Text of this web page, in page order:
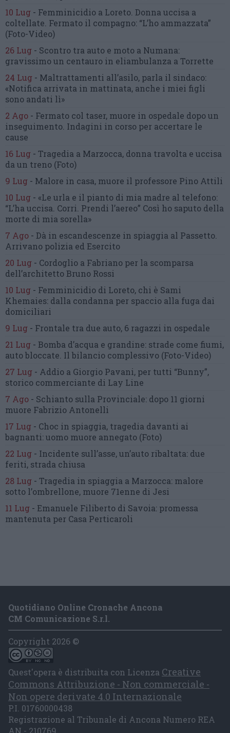
10 Lug - Femminicidio a Loreto. Donna uccisa a
coltellate. Fermato il compagno: “L’ho ammazzata”
(Foto-Video)
26 Lug - Scontro tra auto e moto a Numana:
gravissimo un centauro in eliambulanza a Torrette
24 Lug - Maltrattamenti all’asilo, parla il sindaco:
«Notifica arrivata in mattinata, anche i miei figli
sono andati lì»
2 Ago - Fermato col taser, muore in ospedale dopo un
inseguimento. Indagini in corso per accertare le
cause
16 Lug - Tragedia a Marzocca, donna travolta e uccisa
da un treno (Foto)
9 Lug - Malore in casa, muore il professore Pino Attili
10 Lug - «Le urla e il pianto di mia madre al telefono:
“L’ha uccisa. Corri. Prendi l’aereo” Così ho saputo della
morte di mia sorella»
7 Ago - Dà in escandescenze in spiaggia al Passetto.
Arrivano polizia ed Esercito
20 Lug - Cordoglio a Fabriano per la scomparsa
dell’architetto Bruno Rossi
10 Lug - Femminicidio di Loreto, chi è Sami
Khemaies: dalla condanna per spaccio alla fuga dai
domiciliari
9 Lug - Frontale tra due auto, 6 ragazzi in ospedale
21 Lug - Bomba d’acqua e grandine: strade come fiumi,
auto bloccate. Il bilancio complessivo (Foto-Video)
27 Lug - Addio a Giorgio Pavani, per tutti “Bunny”,
storico commerciante di Lay Line
7 Ago - Schianto sulla Provinciale: dopo 11 giorni
muore Fabrizio Antonelli
17 Lug - Choc in spiaggia, tragedia davanti ai
bagnanti:uomo muore annegato (Foto)
22 Lug - Incidente sull’asse, un’auto ribaltata: due
feriti, strada chiusa
28 Lug - Tragedia in spiaggia a Marzocca: malore
sotto l’ombrellone, muore 71enne di Jesi
11 Lug - Emanuele Filiberto di Savoia: promessa
mantenuta per Casa Perticaroli
Quotidiano Online Cronache Ancona
CM Comunicazione S.r.l.
Copyright 2026 ©
Quest'opera è distribuita con Licenza Creative
Commons Attribuzione - Non commerciale -
Non opere derivate 4.0 Internazionale
P.I. 01760000438
Registrazione al Tribunale di Ancona Numero REA
AN - 210769